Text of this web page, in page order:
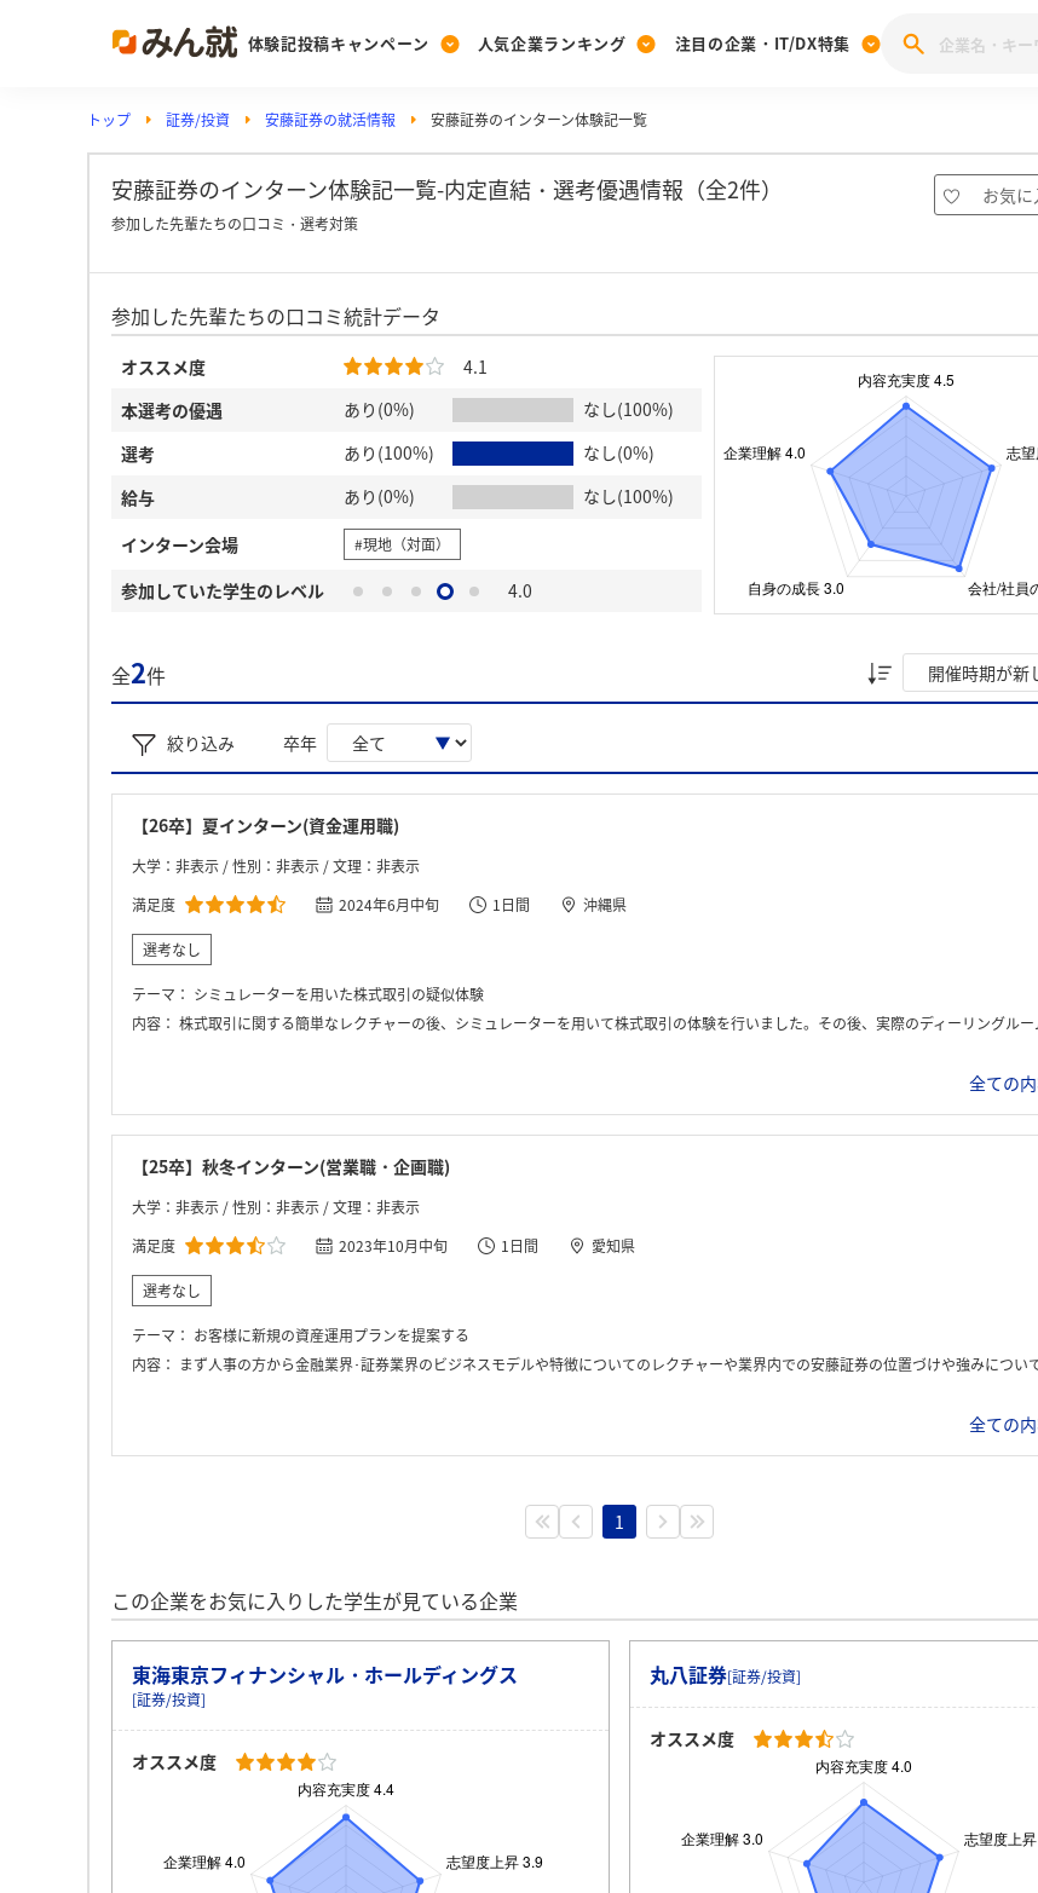
体験記投稿キャンペーン
Post
投稿する
[27卒] 本選考体験記投稿キャンペーン
人気企業ランキング
Ranking
ランキングを見る
みんなのDX企業就職ブランド調査
Vote
投票する
注目の企業・IT/DX特集
PickUp
注目の企業特集
トップ 証券/投資 安藤証券の就活情報 安藤証券のインターン体験記一覧
安藤証券のインターン体験記一覧-内定直結・選考優遇情報（全2件） お気に
参加した先輩たちの口コミ・選考対策
参加した先輩たちの口コミ統計データ
オススメ度
4.1
本選考の優遇
あり(0%)
なし(100%)
選考
あり(100%)
なし(0%)
給与
あり(0%)
なし(100%)
インターン会場
#現地（対面）
参加していた学生のレベル 4.0
全2件
絞り込み 卒年
【26卒】夏インターン(資金運用職)
大学：非表示 / 性別：非表示 / 文理：非表示
満足度
2024年6月中旬 1日間 沖縄県
選考なし
テーマ： シミュレーターを用いた株式取引の疑似体験
内容： 株式取引に関する簡単なレクチャーの後、シミュレーターを用いて株式取引の体験を行いました。その後、実際のディーリングルームの見学を行い、社員の方との質疑応答の時間をいた
全ての
【25卒】秋冬インターン(営業職・企画職)
大学：非表示 / 性別：非表示 / 文理：非表示
満足度
2023年10月中旬 1日間 愛知県
選考なし
テーマ： お客様に新規の資産運用プランを提案する
内容： まず人事の方から金融業界･証券業界のビジネスモデルや特徴についてのレクチャーや業界内での安藤証券の位置づけや強みについてのレクチャーが行われた。 その後、証券会社の営業がどのような一日を過ごすかについてのガイドが行われた。 少し休憩を挟んだ後に参加者がグループ化され、お客様に新規の資産運用プランを提案するというお題が与えられグループワークが開始した。 グループワーク終了後、現役社員をお客様と想定して自分達の企画の営業体験を行い、社員の方からフィードバックを受けた。 また少し休憩を挟んだ後、社
全ての
1
この企業をお気に入りした学生が見ている企業
東海東京フィナンシャル・ホールディングス
[証券/投資]
オススメ度
丸八証券[証券/投資]
オススメ度